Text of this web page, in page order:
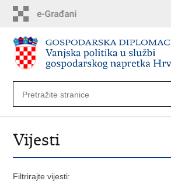
sadržaj
Vijesti
Filtrirajte vijesti: